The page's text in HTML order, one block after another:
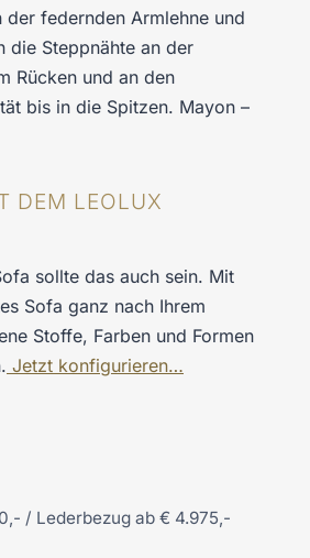
der federnden Armlehne und
die Steppnähte an der
Rücken und an den
bis in die Spitzen. Mayon –
DEM LEOLUX
sollte das auch sein. Mit
Sofa ganz nach Ihrem
Stoffe, Farben und Formen
Jetzt konfigurieren…
/ Lederbezug ab € 4.975,-